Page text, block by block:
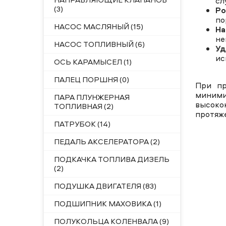
(3)
НАСОС МАСЛЯНЫЙ (15)
НАСОС ТОПЛИВНЫЙ (6)
ОСЬ КАРАМЫСЕЛ (1)
ПАЛЕЦ ПОРШНЯ (0)
ПАРА ПЛУНЖЕРНАЯ
ТОПЛИВНАЯ (2)
ПАТРУБОК (14)
ПЕДАЛЬ АКСЕЛЕРАТОРА (2)
ПОДКАЧКА ТОПЛИВА ДИЗЕЛЬ
(2)
ПОДУШКА ДВИГАТЕЛЯ (83)
ПОДШИПНИК МАХОВИКА (1)
ПОЛУКОЛЬЦА КОЛЕНВАЛА (9)
При